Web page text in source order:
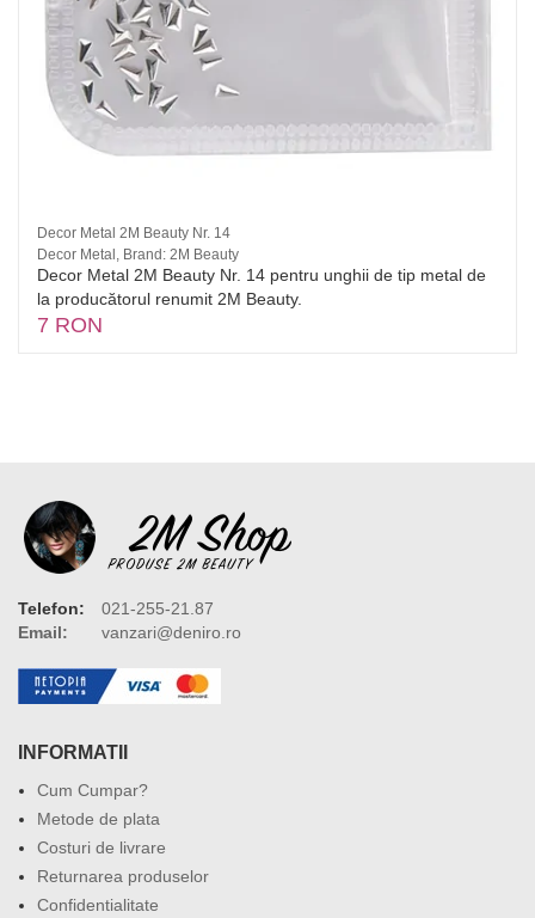
Decor Metal 2M Beauty Nr. 14
Decor Metal, Brand: 2M Beauty
Decor Metal 2M Beauty Nr. 14 pentru unghii de tip metal de
la producătorul renumit 2M Beauty.
7 RON
Telefon:
021-255-21.87
Email:
vanzari@deniro.ro
INFORMATII
Cum Cumpar?
Metode de plata
Costuri de livrare
Returnarea produselor
Confidentialitate